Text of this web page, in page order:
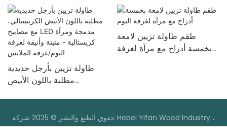
طاولة تزيين بأرجل حديدية
مطلية باللون الأبيض
متينة وأنيقة لغرفة النوم/غرفة
الملابس
طقم طاولة تزيين لامعة
بخمسة أدراج مع مرآة لغرفة
حقوق الطبع والنشر © 2025 شركة Hebei Yifan Wood Industry ،